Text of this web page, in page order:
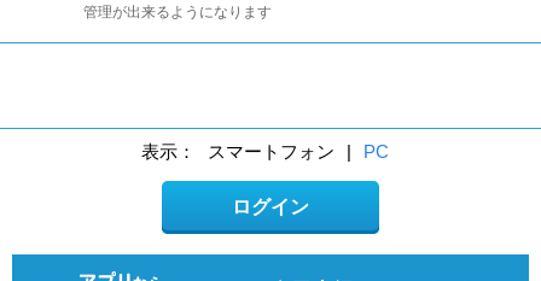
管理が出来るようになります
表示： スマートフォン | PC
ログイン